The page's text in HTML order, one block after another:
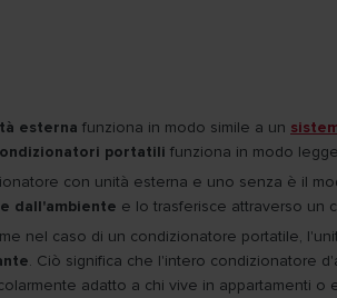
esterna funziona in modo simile a un
portatili funziona in modo
con unità esterna e uno senza è il
dall'ambiente e lo trasferisce attraverso un
nel caso di un condizionatore portatile,
. Ciò significa che l'intero condizionatore
adatto a chi vive in appartamenti